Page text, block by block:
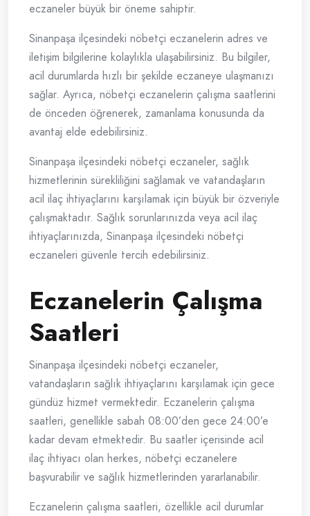
eczaneler büyük bir öneme sahiptir.
Sinanpaşa ilçesindeki nöbetçi eczanelerin adres ve
iletişim bilgilerine kolaylıkla ulaşabilirsiniz. Bu bilgiler,
acil durumlarda hızlı bir şekilde eczaneye ulaşmanızı
sağlar. Ayrıca, nöbetçi eczanelerin çalışma saatlerini
de önceden öğrenerek, zamanlama konusunda da
avantaj elde edebilirsiniz.
Sinanpaşa ilçesindeki nöbetçi eczaneler, sağlık
hizmetlerinin sürekliliğini sağlamak ve vatandaşların
acil ilaç ihtiyaçlarını karşılamak için büyük bir özveriyle
çalışmaktadır. Sağlık sorunlarınızda veya acil ilaç
ihtiyaçlarınızda, Sinanpaşa ilçesindeki nöbetçi
eczaneleri güvenle tercih edebilirsiniz.
Eczanelerin Çalışma
Saatleri
Sinanpaşa ilçesindeki nöbetçi eczaneler,
vatandaşların sağlık ihtiyaçlarını karşılamak için gece
gündüz hizmet vermektedir. Eczanelerin çalışma
saatleri, genellikle sabah 08:00’den gece 24:00’e
kadar devam etmektedir. Bu saatler içerisinde acil
ilaç ihtiyacı olan herkes, nöbetçi eczanelere
başvurabilir ve sağlık hizmetlerinden yararlanabilir.
Eczanelerin çalışma saatleri, özellikle acil durumlar